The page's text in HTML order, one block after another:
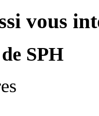
vous
SPH